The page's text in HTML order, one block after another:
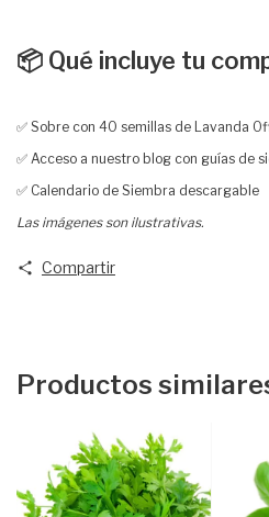
📦 Qué incluye tu
✅ Sobre con 40 semillas de Lavanda
✅ Acceso a nuestro blog con guías de
✅ Calendario de Siembra descargable
Las imágenes son ilustrativas.
Compartir
Productos